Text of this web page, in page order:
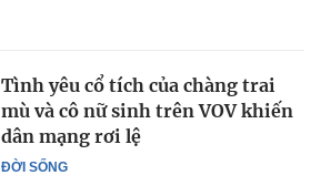
ĐỜI SỐNG
Tình yêu cổ tích của chàng trai
mù và cô nữ sinh trên VOV khiến
dân mạng rơi lệ